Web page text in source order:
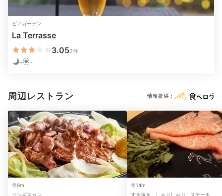
Breakfast
08:00
ビアガーデン
La Terrasse
3.052件
-
-
周辺レストラン 情報提供：
9m
ジンギスカン
14m
すき焼き、しゃぶしゃぶ、ステーキ